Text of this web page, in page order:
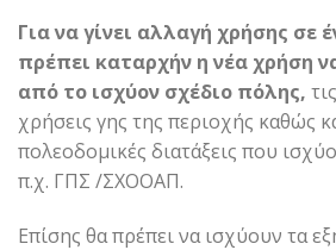
Για να γίνει αλλαγή χρήσης σε
πρέπει καταρχήν η νέα χρήση
από το ισχύον σχέδιο πόλης,
χρήσεις γης της περιοχής καθώς
πολεοδομικές διατάξεις που
π.χ. ΓΠΣ /ΣΧΟΟΑΠ.
Επίσης θα πρέπει να ισχύουν τα